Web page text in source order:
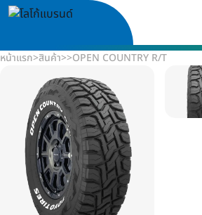
หน้าแรก>สินค้า>>OPEN COUNTRY R/T